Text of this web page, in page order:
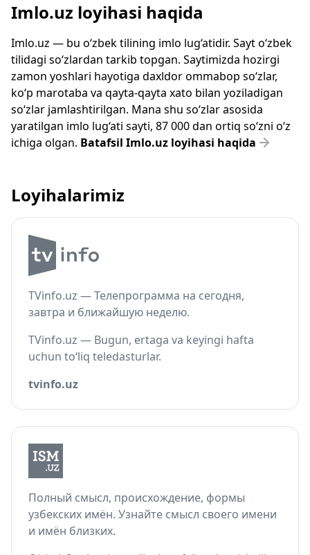
Imlo.uz loyihasi haqida
Imlo.uz — bu o‘zbek tilining imlo lug‘atidir. Sayt o‘zbek
tilidagi so‘zlardan tarkib topgan. Saytimizda hozirgi
zamon yoshlari hayotiga daxldor ommabop so‘zlar,
ko‘p marotaba va qayta-qayta xato bilan yoziladigan
so‘zlar jamlashtirilgan. Mana shu so‘zlar asosida
yaratilgan imlo lug‘ati sayti, 87 000 dan ortiq so‘zni o‘z
ichiga olgan. Batafsil Imlo.uz loyihasi haqida
Loyihalarimiz
TVinfo.uz — Телепрограмма на сегодня,
завтра и ближайшую неделю.
TVinfo.uz — Bugun, ertaga va keyingi hafta
uchun to‘liq teledasturlar.
tvinfo.uz
Полный смысл, происхождение, формы
узбекских имён. Узнайте смысл своего имени
и имён близких.